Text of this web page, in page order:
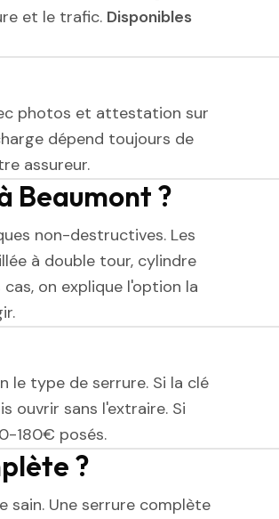
et le trafic. Disponibles
photos et attestation sur
dépend toujours de
assureur.
Beaumont ?
non-destructives. Les
à double tour, cylindre
on explique l'option la
le type de serrure. Si la clé
ouvrir sans l'extraire. Si
180€ posés.
?
sain. Une serrure complète